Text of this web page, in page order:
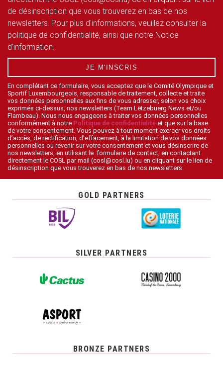
de désinscription que vous trouverez en bas de nos
newsletters. Pour plus d'informations, veuillez consulter la
politique de confidentialité, ainsi que notre Notice
d'information.
JE M'INSCRIS
En complétant ce formulaire, vous acceptez que le Comité Olympique et
Sportif Luxembourgeois, responsable de traitement, collecte et traite
vos données personnelles aux fins de vous adresser, selon vos choix
exprimés ci-dessus, nos newsletters (Team Lëtzebuerg News et/ou
Flambeau). Nous nous engageons à traiter vos données personnelles
conformément à notre Politique de confidentialité et que sur la base
de votre consentement. Vous pouvez à tout moment exercer vos droits
d’accès, de rectification, d’effacement, à la limitation de vos données
personnelles ou revenir sur votre consentement et vous désinscrire de
nos newsletters, en utilisant le formulaire de contact, en contactant
directement le COSL par mail (cosl@cosl.lu) ou en cliquant sur le lien de
désinscription que vous trouverez en bas de nos newsletters.
GOLD PARTNERS
SILVER PARTNERS
BRONZE PARTNERS